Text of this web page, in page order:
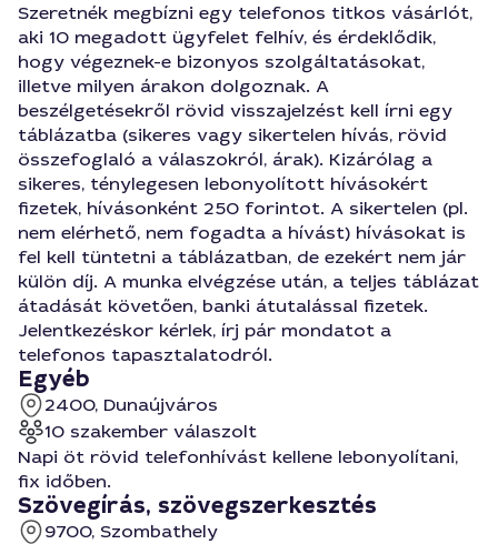
Szeretnék megbízni egy telefonos titkos vásárlót,
aki 10 megadott ügyfelet felhív, és érdeklődik,
hogy végeznek-e bizonyos szolgáltatásokat,
illetve milyen árakon dolgoznak. A
beszélgetésekről rövid visszajelzést kell írni egy
táblázatba (sikeres vagy sikertelen hívás, rövid
összefoglaló a válaszokról, árak). Kizárólag a
sikeres, ténylegesen lebonyolított hívásokért
fizetek, hívásonként 250 forintot. A sikertelen (pl.
nem elérhető, nem fogadta a hívást) hívásokat is
fel kell tüntetni a táblázatban, de ezekért nem jár
külön díj. A munka elvégzése után, a teljes táblázat
átadását követően, banki átutalással fizetek.
Jelentkezéskor kérlek, írj pár mondatot a
telefonos tapasztalatodról.
Egyéb
2400, Dunaújváros
10 szakember válaszolt
Napi öt rövid telefonhívást kellene lebonyolítani,
fix időben.
Szövegírás, szövegszerkesztés
9700, Szombathely